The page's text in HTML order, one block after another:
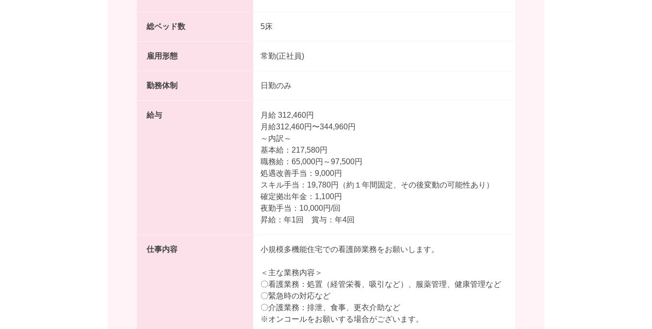
総ベッド数 5床
雇用形態 常勤(正社員)
勤務体制 日勤のみ
給与
月給 312,460円
月給312,460円〜344,960円
～内訳～
基本給：217,580円
職務給：65,000円～97,500円
処遇改善手当：9,000円
スキル手当：19,780円（約１年間固定、その後変動の可能性あり）
確定拠出年金：1,100円
夜勤手当：10,000円/回
昇給：年1回 賞与：年4回
仕事内容 小規模多機能住宅での看護師業務をお願いします。
＜主な業務内容＞
〇看護業務：処置（経管栄養、吸引など）、服薬管理、健康管理など
〇緊急時の対応など
〇介護業務：排泄、食事、更衣介助など
※オンコールをお願いする場合がございます。